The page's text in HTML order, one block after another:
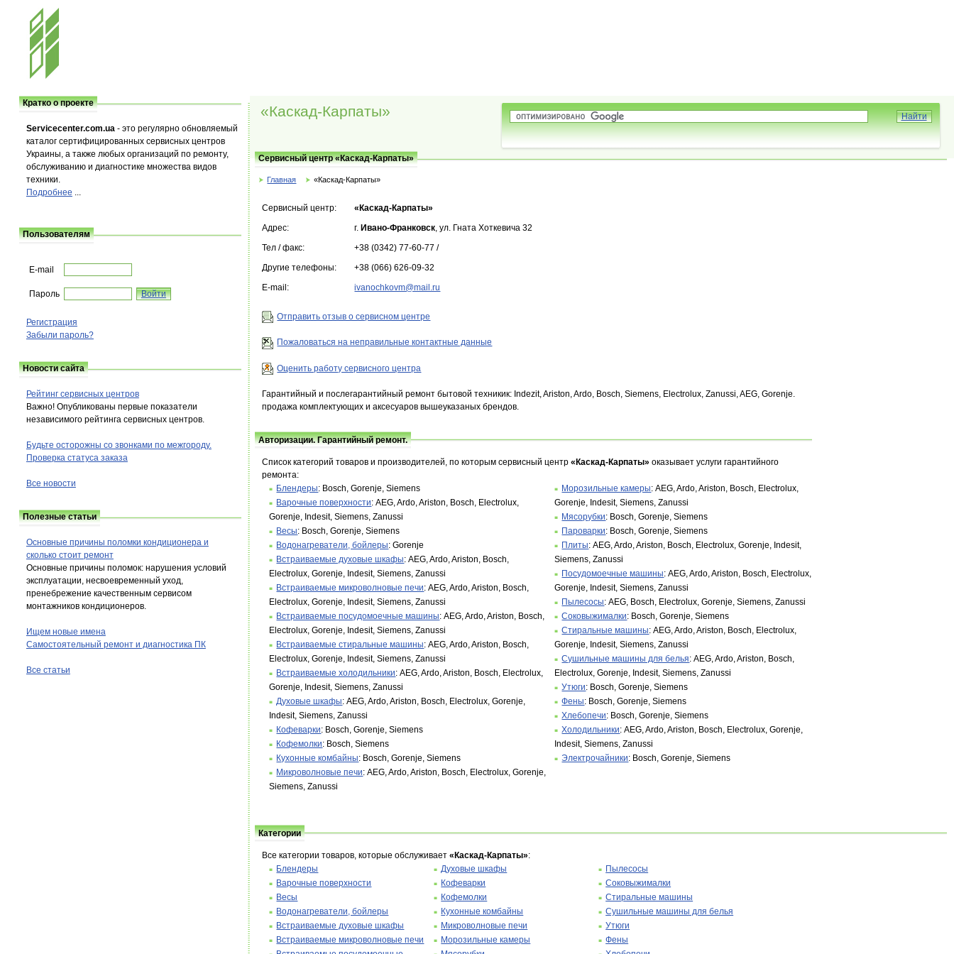
«Каскад-Карпаты»
Сервисный центр «Каскад-Карпаты»
Главная «Каскад-Карпаты»
Сервисный центр:
«Каскад-Карпаты»
Адрес:
г. Ивано-Франковск, ул. Гната Хоткевича 32
Тел / факс:
+38 (0342) 77-60-77 /
Другие телефоны:
+38 (066) 626-09-32
E-mail:
ivanochkovm@mail.ru
Отправить отзыв о сервисном центре
Пожаловаться на неправильные контактные данные
Оценить работу сервисного центра
Гарантийный и послегарантийный ремонт бытовой техникик: Indezit, Ariston, Ardo, Bosch, Siemens, Electrolux, Zanussi, AEG, Gorenje.
продажа комплектующих и аксесуаров вышеуказаных брендов.
Авторизации. Гарантийный ремонт.
Список категорий товаров и производителей, по которым сервисный центр«Каскад-Карпаты» оказывает услуги гарантийного
ремонта:
Блендеры: Bosch, Gorenje, Siemens
Варочные поверхности: AEG, Ardo, Ariston, Bosch, Electrolux,
Gorenje, Indesit, Siemens, Zanussi
Весы: Bosch, Gorenje, Siemens
Водонагреватели, бойлеры: Gorenje
Встраиваемые духовые шкафы: AEG, Ardo, Ariston, Bosch,
Electrolux, Gorenje, Indesit, Siemens, Zanussi
Встраиваемые микроволновые печи: AEG, Ardo, Ariston, Bosch,
Electrolux, Gorenje, Indesit, Siemens, Zanussi
Встраиваемые посудомоечные машины: AEG, Ardo, Ariston, Bosch,
Electrolux, Gorenje, Indesit, Siemens, Zanussi
Встраиваемые стиральные машины: AEG, Ardo, Ariston, Bosch,
Electrolux, Gorenje, Indesit, Siemens, Zanussi
Встраиваемые холодильники: AEG, Ardo, Ariston, Bosch, Electrolux,
Gorenje, Indesit, Siemens, Zanussi
Духовые шкафы: AEG, Ardo, Ariston, Bosch, Electrolux, Gorenje,
Indesit, Siemens, Zanussi
Кофеварки: Bosch, Gorenje, Siemens
Кофемолки: Bosch, Siemens
Кухонные комбайны: Bosch, Gorenje, Siemens
Микроволновые печи: AEG, Ardo, Ariston, Bosch, Electrolux, Gorenje,
Siemens, Zanussi
Морозильные камеры: AEG, Ardo, Ariston, Bosch, Electrolux,
Gorenje, Indesit, Siemens, Zanussi
Мясорубки: Bosch, Gorenje, Siemens
Пароварки: Bosch, Gorenje, Siemens
Плиты: AEG, Ardo, Ariston, Bosch, Electrolux, Gorenje, Indesit,
Siemens, Zanussi
Посудомоечные машины: AEG, Ardo, Ariston, Bosch, Electrolux,
Gorenje, Indesit, Siemens, Zanussi
Пылесосы: AEG, Bosch, Electrolux, Gorenje, Siemens, Zanussi
Соковыжималки: Bosch, Gorenje, Siemens
Стиральные машины: AEG, Ardo, Ariston, Bosch, Electrolux,
Gorenje, Indesit, Siemens, Zanussi
Сушильные машины для белья: AEG, Ardo, Ariston, Bosch,
Electrolux, Gorenje, Indesit, Siemens, Zanussi
Утюги: Bosch, Gorenje, Siemens
Фены: Bosch, Gorenje, Siemens
Хлебопечи: Bosch, Gorenje, Siemens
Холодильники: AEG, Ardo, Ariston, Bosch, Electrolux, Gorenje,
Indesit, Siemens, Zanussi
Электрочайники: Bosch, Gorenje, Siemens
Категории
Все категории товаров, которые обслуживает«Каскад-Карпаты»:
Блендеры
Варочные поверхности
Весы
Водонагреватели, бойлеры
Встраиваемые духовые шкафы
Встраиваемые микроволновые печи
Духовые шкафы
Кофеварки
Кофемолки
Кухонные комбайны
Микроволновые печи
Морозильные камеры
Пылесосы
Соковыжималки
Стиральные машины
Сушильные машины для белья
Утюги
Фены
Кратко о проекте
Servicecenter.com.ua- это регулярно обновляемый
каталог сертифицированных сервисных центров
Украины, а также любых организаций по ремонту,
обслуживанию и диагностике множества видов
техники.
Подробнее ...
Пользователям
E-mail
Пароль
Регистрация
Забыли пароль?
Новости сайта
Рейтинг сервисных центров
Важно! Опубликованы первые показатели
независимого рейтинга сервисных центров.
Будьте осторожны со звонками по межгороду.
Проверка статуса заказа
Все новости
Полезные статьи
Основные причины поломки кондиционера и
сколько стоит ремонт
Основные причины поломок: нарушения условий
эксплуатации, несвоевременный уход,
пренебрежение качественным сервисом
монтажников кондиционеров.
Ищем новые имена
Самостоятельный ремонт и диагностика ПК
Все статьи